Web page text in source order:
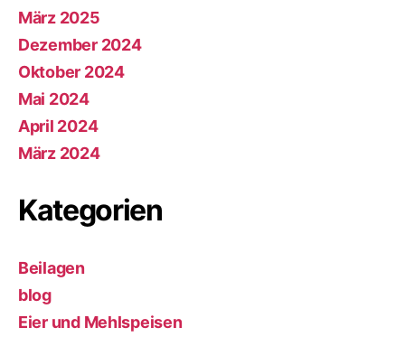
März 2025
Dezember 2024
Oktober 2024
Mai 2024
April 2024
März 2024
Kategorien
Beilagen
blog
Eier und Mehlspeisen